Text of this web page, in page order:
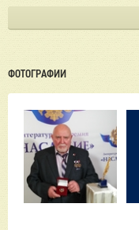
ФОТОГРАФИИ